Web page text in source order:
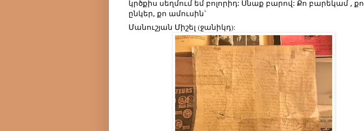
կրծքիս սեղմում եմ բոլորիդ: Սնաք բարով: Քո բարեկամ , քո
ընկեր, քո ամուսին`
Մանուշյան Միշել (ջանիկդ):